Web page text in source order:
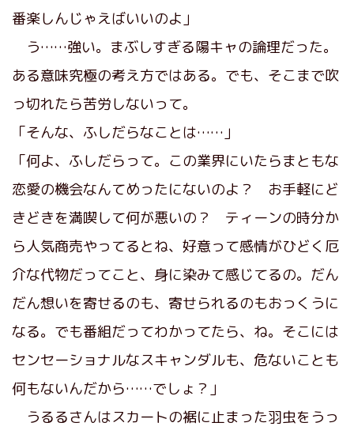
番楽しんじゃえばいいのよ」
う……強い。まぶしすぎる陽キャの論理だった。
ある意味究極の考え方ではある。でも、そこまで吹
っ切れたら苦労しないって。
「そんな、ふしだらなことは……」
「何よ、ふしだらって。この業界にいたらまともな
恋愛の機会なんてめったにないのよ？ お手軽にど
きどきを満喫して何が悪いの？ ティーンの時分か
ら人気商売やってるとね、好意って感情がひどく厄
介な代物だってこと、身に染みて感じてるの。だん
だん想いを寄せるのも、寄せられるのもおっくうに
なる。でも番組だってわかってたら、ね。そこには
センセーショナルなスキャンダルも、危ないことも
何もないんだから……でしょ？」
うるるさんはスカートの裾に止まった羽虫をうっ